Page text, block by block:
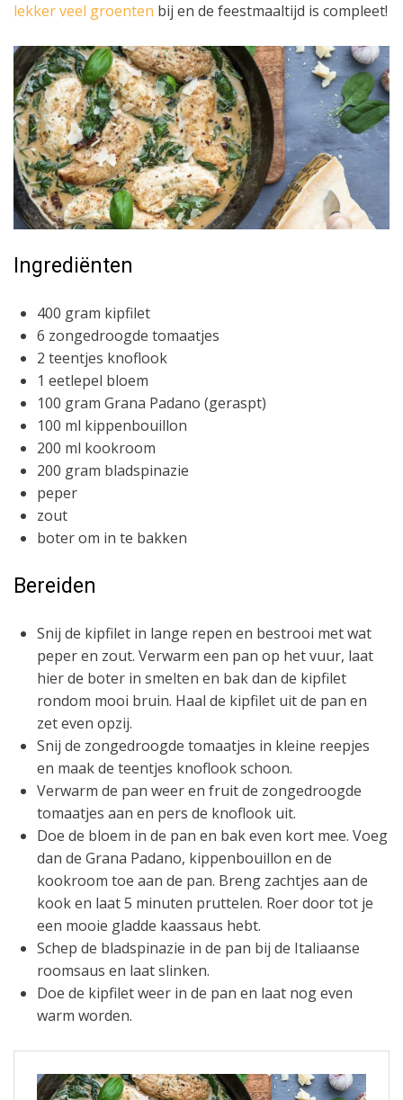
lekker veel groenten bij en de feestmaaltijd is compleet!
Ingrediënten
400 gram kipfilet
6 zongedroogde tomaatjes
2 teentjes knoflook
1 eetlepel bloem
100 gram Grana Padano (geraspt)
100 ml kippenbouillon
200 ml kookroom
200 gram bladspinazie
peper
zout
boter om in te bakken
Bereiden
Snij de kipfilet in lange repen en bestrooi met wat
peper en zout. Verwarm een pan op het vuur, laat
hier de boter in smelten en bak dan de kipfilet
rondom mooi bruin. Haal de kipfilet uit de pan en
zet even opzij.
Snij de zongedroogde tomaatjes in kleine reepjes
en maak de teentjes knoflook schoon.
Verwarm de pan weer en fruit de zongedroogde
tomaatjes aan en pers de knoflook uit.
Doe de bloem in de pan en bak even kort mee. Voeg
dan de Grana Padano, kippenbouillon en de
kookroom toe aan de pan. Breng zachtjes aan de
kook en laat 5 minuten pruttelen. Roer door tot je
een mooie gladde kaassaus hebt.
Schep de bladspinazie in de pan bij de Italiaanse
roomsaus en laat slinken.
Doe de kipfilet weer in de pan en laat nog even
warm worden.